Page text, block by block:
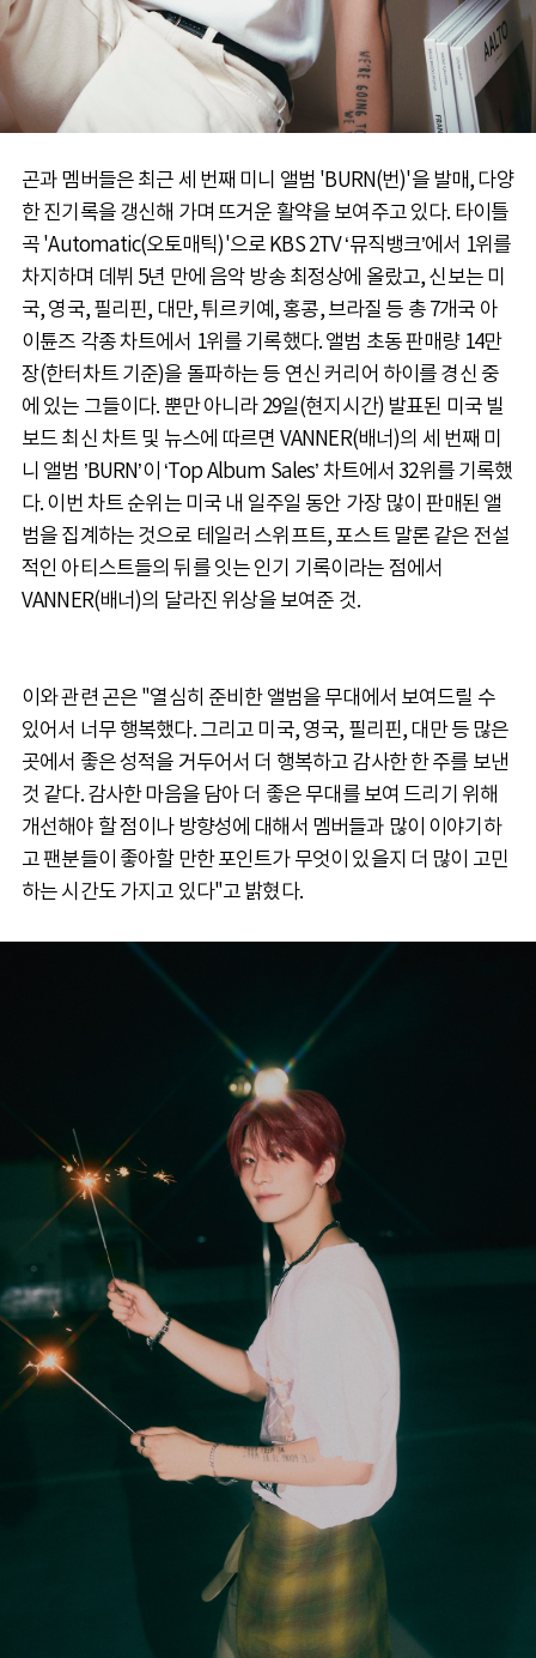
곤과 멤버들은 최근 세 번째 미니 앨범 'BURN(번)'을 발매, 다양
한 진기록을 갱신해 가며 뜨거운 활약을 보여주고 있다. 타이틀
곡 'Automatic(오토매틱)'으로 KBS 2TV ‘뮤직뱅크’에서 1위를
차지하며 데뷔 5년 만에 음악 방송 최정상에 올랐고, 신보는 미
국, 영국, 필리핀, 대만, 튀르키예, 홍콩, 브라질 등 총 7개국 아
이튠즈 각종 차트에서 1위를 기록했다. 앨범 초동 판매량 14만
장(한터차트 기준)을 돌파하는 등 연신 커리어 하이를 경신 중
에 있는 그들이다. 뿐만 아니라 29일(현지시간) 발표된 미국 빌
보드 최신 차트 및 뉴스에 따르면 VANNER(배너)의 세 번째 미
니 앨범 ’BURN’이 ‘Top Album Sales’ 차트에서 32위를 기록했
다. 이번 차트 순위는 미국 내 일주일 동안 가장 많이 판매된 앨
범을 집계하는 것으로 테일러 스위프트, 포스트 말론 같은 전설
적인 아티스트들의 뒤를 잇는 인기 기록이라는 점에서
VANNER(배너)의 달라진 위상을 보여준 것.
이와 관련 곤은 "열심히 준비한 앨범을 무대에서 보여드릴 수
있어서 너무 행복했다. 그리고 미국, 영국, 필리핀, 대만 등 많은
곳에서 좋은 성적을 거두어서 더 행복하고 감사한 한 주를 보낸
것 같다. 감사한 마음을 담아 더 좋은 무대를 보여 드리기 위해
개선해야 할 점이나 방향성에 대해서 멤버들과 많이 이야기하
고 팬분들이 좋아할 만한 포인트가 무엇이 있을지 더 많이 고민
하는 시간도 가지고 있다"고 밝혔다.